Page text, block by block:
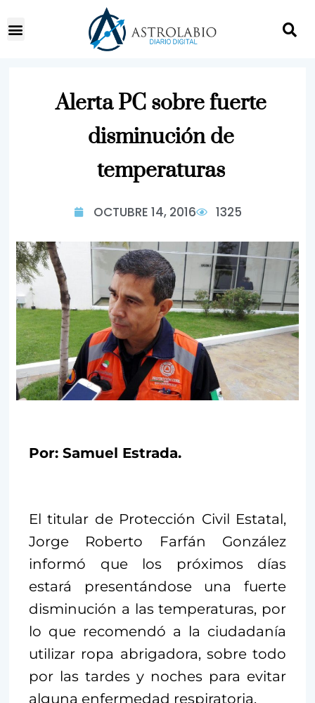
Alerta PC sobre fuerte
disminución de
temperaturas
OCTUBRE 14, 2016 1325
Por: Samuel Estrada.
El titular de Protección Civil Estatal,
Jorge Roberto Farfán González
informó que los próximos días
estará presentándose una fuerte
disminución a las temperaturas, por
lo que recomendó a la ciudadanía
utilizar ropa abrigadora, sobre todo
por las tardes y noches para evitar
alguna enfermedad respiratoria.